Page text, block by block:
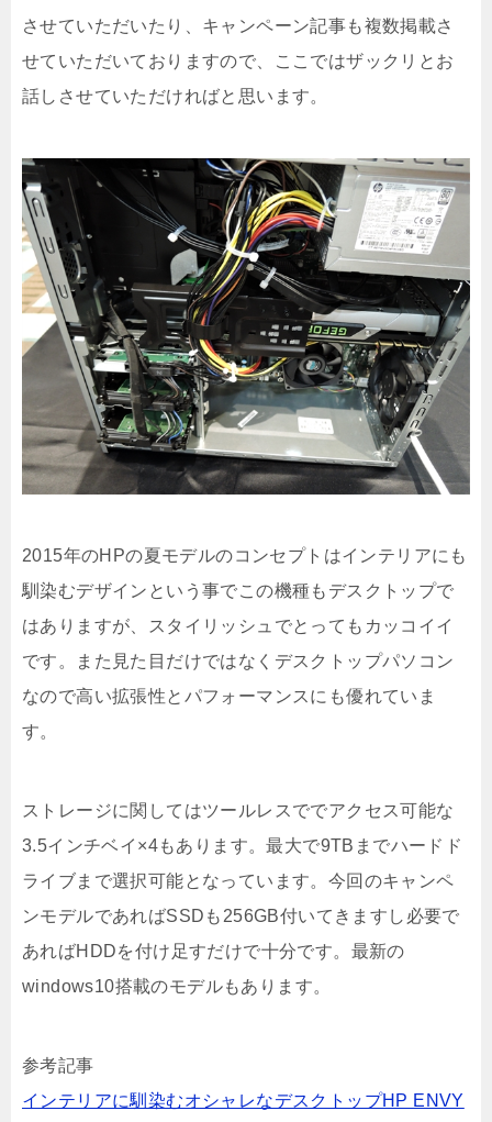
させていただいたり、キャンペーン記事も複数掲載さ
せていただいておりますので、ここではザックリとお
話しさせていただければと思います。
2015年のHPの夏モデルのコンセプトはインテリアにも
馴染むデザインという事でこの機種もデスクトップで
はありますが、スタイリッシュでとってもカッコイイ
です。また見た目だけではなくデスクトップパソコン
なので高い拡張性とパフォーマンスにも優れていま
す。
ストレージに関してはツールレスででアクセス可能な
3.5インチベイ×4もあります。最大で9TBまでハードド
ライブまで選択可能となっています。今回のキャンペ
ンモデルであればSSDも256GB付いてきますし必要で
あればHDDを付け足すだけで十分です。最新の
windows10搭載のモデルもあります。
参考記事
インテリアに馴染むオシャレなデスクトップHP ENVY